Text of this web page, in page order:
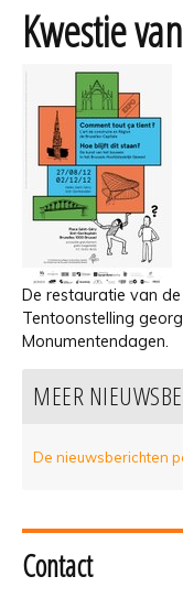
Kwestie
De restauratie van
Tentoonstelling
Monumentendagen.
MEER
De nieuwsberichten
Contact